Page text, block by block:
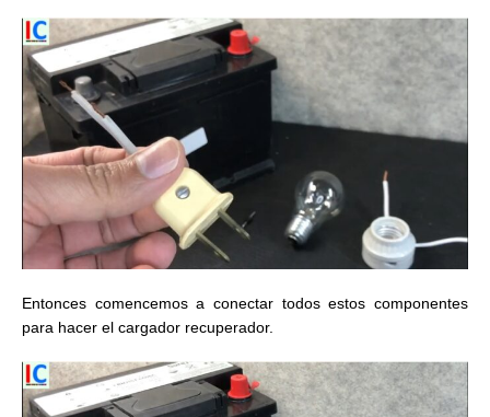
Entonces comencemos a conectar todos estos componentes
para hacer el cargador recuperador.